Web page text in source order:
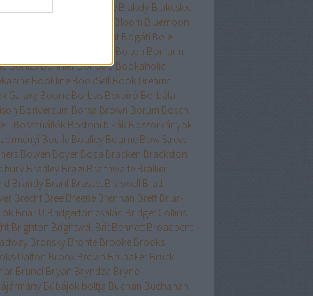
Blake Blakely Blakeslee
Bloom Bluemoon
Body Count Bogáti Boie
Bolton Bomann
BónizsBonnierBonobó Bookaholic
Bookline BookSelf Book Dreams
Galaxy Boone Borbás Borbíró Borbála
Boriverzum Borsa Brown Borum Bosch
Bosszúállók Bostoni bikák Boszorkányok
Boulle Boulley Bourne Bow-Street
Bowen Boyer Boza Bracken Brackston
Bradley Bragi Braithwaite Brallier
Brandy Brant Brasset Braswell Bratt
Brecht Bree Breene Brennan Brett Briar-
Briar U Bridgerton család Bridget Collins
Brighton Brightwell Brit Bennett Broadbent
Bronsky Bronte Brooke Brooks
Dalton Broox Brown Brubaker Bruck
Brunel Bryan Bryndza Bryne
Bűbájok boltja Buchan Buchanan